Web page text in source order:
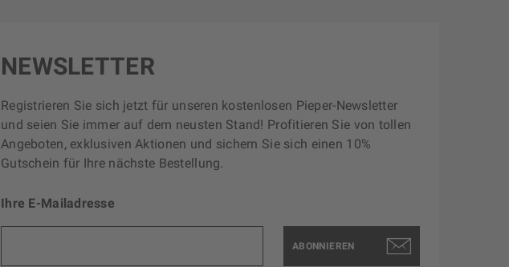
NEWSLETTER
Registrieren Sie sich jetzt für unseren kostenlosen Pieper-Newsletter
und seien Sie immer auf dem neusten Stand! Profitieren Sie von tollen
Angeboten, exklusiven Aktionen und sichern Sie sich einen 10%
Gutschein für Ihre nächste Bestellung.
Ihre E-Mailadresse
ABONNIEREN